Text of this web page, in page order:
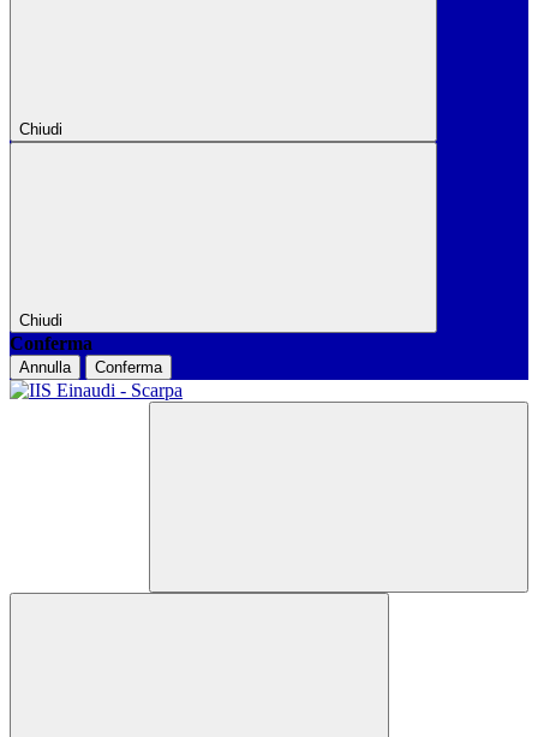
Chiudi
Chiudi
Conferma
Annulla Conferma